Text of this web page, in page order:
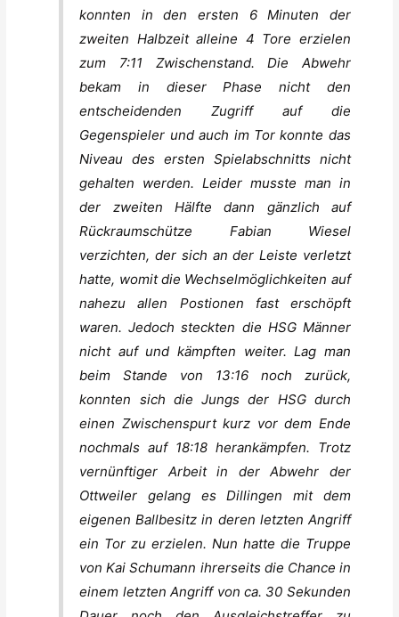
konnten in den ersten 6 Minuten der
zweiten Halbzeit alleine 4 Tore erzielen
zum 7:11 Zwischenstand. Die Abwehr
bekam in dieser Phase nicht den
entscheidenden Zugriff auf die
Gegenspieler und auch im Tor konnte das
Niveau des ersten Spielabschnitts nicht
gehalten werden. Leider musste man in
der zweiten Hälfte dann gänzlich auf
Rückraumschütze Fabian Wiesel
verzichten, der sich an der Leiste verletzt
hatte, womit die Wechselmöglichkeiten auf
nahezu allen Postionen fast erschöpft
waren. Jedoch steckten die HSG Männer
nicht auf und kämpften weiter. Lag man
beim Stande von 13:16 noch zurück,
konnten sich die Jungs der HSG durch
einen Zwischenspurt kurz vor dem Ende
nochmals auf 18:18 herankämpfen. Trotz
vernünftiger Arbeit in der Abwehr der
Ottweiler gelang es Dillingen mit dem
eigenen Ballbesitz in deren letzten Angriff
ein Tor zu erzielen. Nun hatte die Truppe
von Kai Schumann ihrerseits die Chance in
einem letzten Angriff von ca. 30 Sekunden